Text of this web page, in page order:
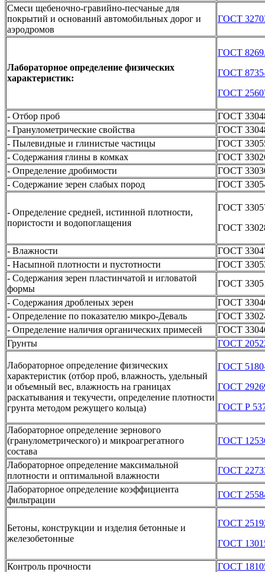
Смеси щебеночно-гравийно-песчаные для
покрытий и оснований автомобильных дорог и
аэродромов
ГОСТ
Лабораторное определение физических
характеристик:
ГОСТ
ГОСТ
ГОСТ
- Отбор проб
ГОСТ
- Гранулометрические свойства
ГОСТ
- Пылевидные и глинистые частицы
ГОСТ
- Содержания глины в комках
ГОСТ
- Определение дробимости
ГОСТ
- Содержание зерен слабых пород
ГОСТ
- Определение средней, истинной плотности,
пористости и водопоглащения
ГОСТ
ГОСТ
- Влажности
ГОСТ
- Насыпной плотности и пустотности
ГОСТ
- Содержания зерен пластинчатой и игловатой
формы
ГОСТ
- Содержания дробленых зерен
ГОСТ
- Определение по показателю микро-Деваль
ГОСТ
- Определение наличия органических примесей
ГОСТ
Грунты
ГОСТ
Лабораторное определение физических
характеристик (отбор проб, влажность, удельный
и объемный вес, влажность на границах
раскатывания и текучести, определение плотности
грунта методом режущего кольца)
ГОСТ
ГОСТ
ГОСТ Р
Лабораторное определение зернового
(гранулометрического) и микроагрегатного
состава
ГОСТ
Лабораторное определение максимальной
плотности и оптимальной влажности
ГОСТ
Лабораторное определение коэффициента
фильтрации
ГОСТ
Бетоны, конструкции и изделия бетонные и
железобетонные
ГОСТ
ГОСТ
Контроль прочности ГОСТ